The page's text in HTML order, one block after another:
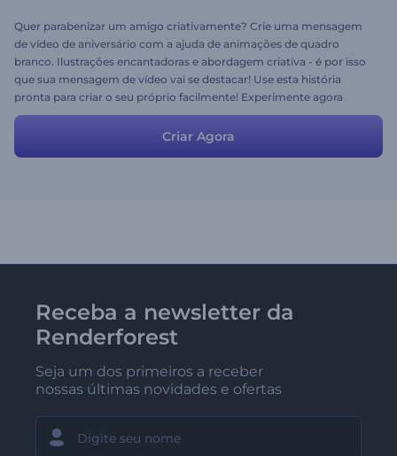
Quer parabenizar um amigo criativamente? Crie uma mensagem
de vídeo de aniversário com a ajuda de animações de quadro
branco. Ilustrações encantadoras e abordagem criativa - é por isso
que sua mensagem de vídeo vai se destacar! Use esta história
pronta para criar o seu próprio facilmente! Experimente agora
mesmo!
Criar Agora
Receba a newsletter da
Renderforest
Seja um dos primeiros a receber
nossas últimas novidades e ofertas